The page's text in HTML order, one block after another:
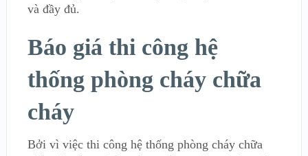
và đầy đủ.
Báo giá thi công hệ
thống phòng cháy chữa
cháy
Bởi vì việc thi công hệ thống phòng cháy chữa